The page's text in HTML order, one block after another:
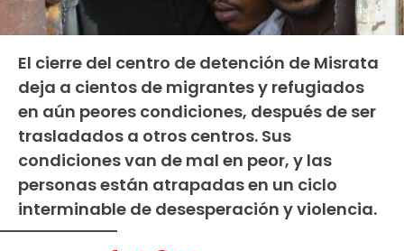
El cierre del centro de detención de Misrata
deja a cientos de migrantes y refugiados
en aún peores condiciones, después de ser
trasladados a otros centros. Sus
condiciones van de mal en peor, y las
personas están atrapadas en un ciclo
interminable de desesperación y violencia.